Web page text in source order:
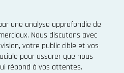
une analyse approfondie de
Nous discutons avec
votre public cible et vos
pour assurer que nous
répond à vos attentes.